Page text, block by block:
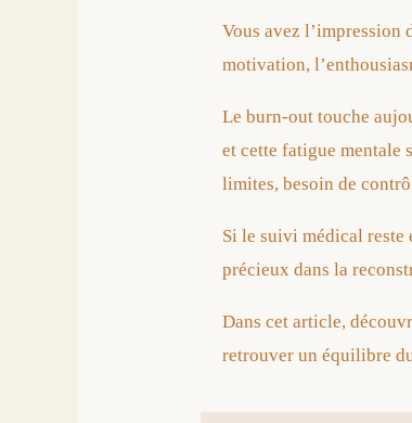
Vous avez l’impression
motivation,
Le burn-out touche
et cette fatigue mentale
limites, besoin de
Si le suivi médical
précieux dans la
Dans cet article,
retrouver un équilibre